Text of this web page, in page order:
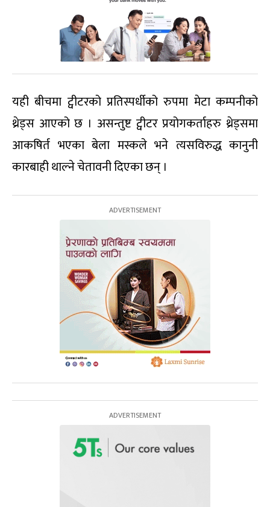
यही बीचमा ट्वीटरको प्रतिस्पर्धीको रुपमा मेटा कम्पनीको
थ्रेड्स आएको छ । असन्तुष्ट ट्वीटर प्रयोगकर्ताहरु थ्रेड्समा
आकषिर्त भएका बेला मस्कले भने त्यसविरुद्ध कानुनी
कारबाही थाल्ने चेतावनी दिएका छन् ।